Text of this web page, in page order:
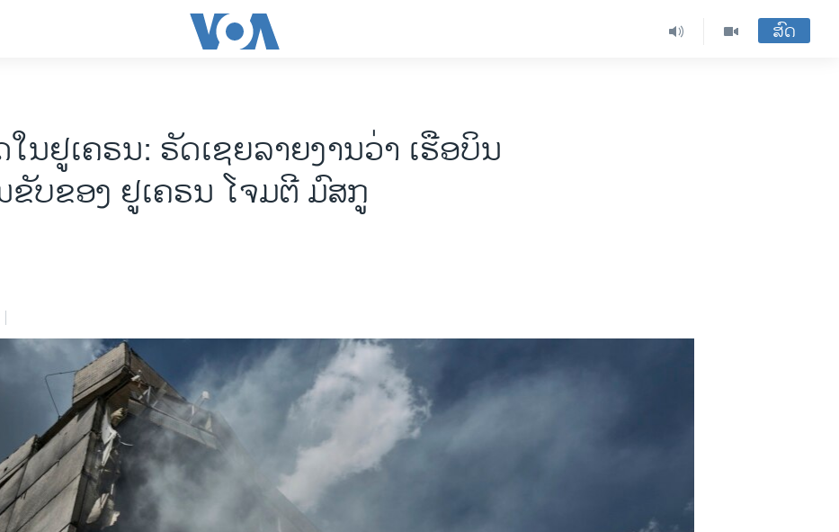
ສົດ
ນຢູເຄຣນ: ຣັດເຊຍລາຍງານວ່າ ເຮືອບິນ
ບຂອງ ຢູເຄຣນ ໂຈມຕີ ມົສກູ